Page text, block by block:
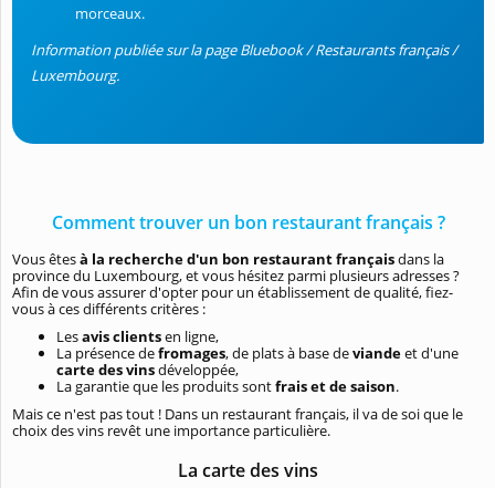
morceaux.
Information publiée sur la page Bluebook / Restaurants français /
Luxembourg.
Comment trouver un bon restaurant français ?
Vous êtesà la recherche d'un bon restaurant françaisdans la
province du Luxembourg, et vous hésitez parmi plusieurs adresses ?
Afin de vous assurer d'opter pour un établissement de qualité, fiez-
vous à ces différents critères :
Lesavis clientsen ligne,
La présence defromages, de plats à base deviandeet d'une
carte des vinsdéveloppée,
La garantie que les produits sontfrais et de saison.
Mais ce n'est pas tout ! Dans un restaurant français, il va de soi que le
choix des vins revêt une importance particulière.
La carte des vins